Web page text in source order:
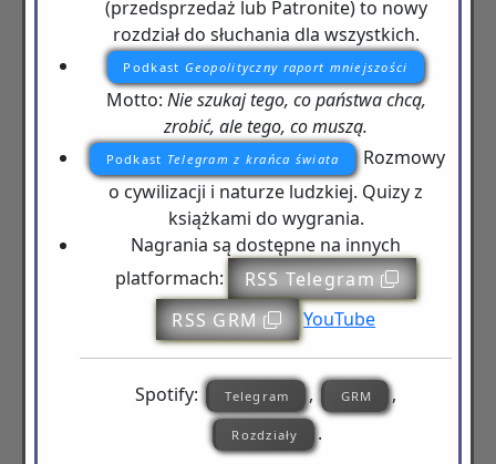
(przedsprzedaż lub Patronite) to nowy
rozdział do słuchania dla wszystkich.
Podkast Geopolityczny raport mniejszości
Motto: Nie szukaj tego, co państwa chcą,
zrobić, ale tego, co muszą.
Podkast Telegram z krańca świata
Rozmowy
o cywilizacji i naturze ludzkiej. Quizy z
książkami do wygrania.
Nagrania są dostępne na innych
platformach:
RSS Telegram
RSS GRM
YouTube
Spotify: Telegram , GRM ,
Rozdziały .